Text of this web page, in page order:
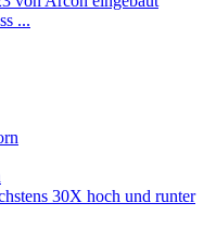
...
30X hoch und runter